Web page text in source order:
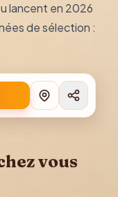
lancent en 2026
de sélection :
vous